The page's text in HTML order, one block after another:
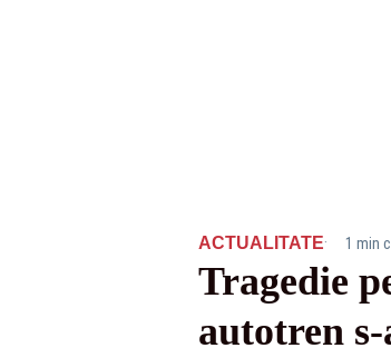
ACTUALITATE· 1 min
Tragedie
autotren